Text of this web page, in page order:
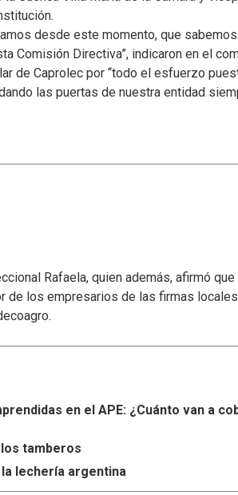
desde este momento, que
Comisión Directiva”, indicaron en el
de Caprolec por “todo el esfuerzo
las puertas de nuestra entidad
Rafaela, quien además, afirmó
de los empresarios de las firmas
en el APE: ¿Cuánto van a
tamberos
lechería argentina